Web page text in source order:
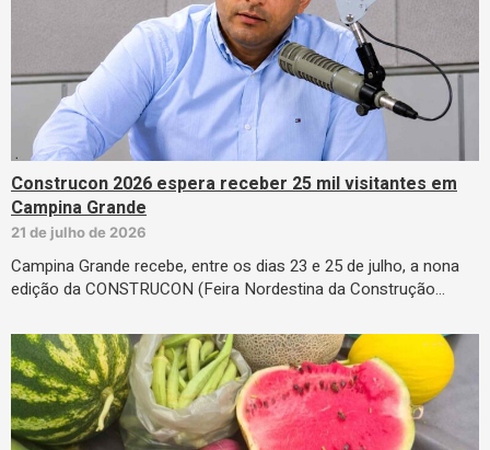
Construcon 2026 espera receber 25 mil visitantes em
Campina Grande
21 de julho de 2026
Campina Grande recebe, entre os dias 23 e 25 de julho, a nona
edição da CONSTRUCON (Feira Nordestina da Construção…